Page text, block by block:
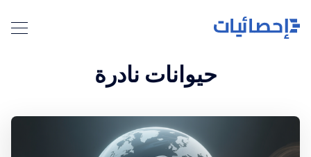
حيوانات نادرة